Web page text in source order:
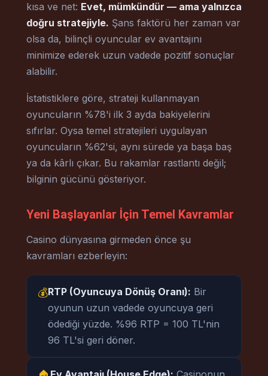
kısa ve net: Evet, mümkündür — ama yalnızca
doğru stratejiyle. Şans faktörü her zaman var
olsa da, bilinçli oyuncular ev avantajını
minimize ederek uzun vadede pozitif sonuçlar
alabilir.
İstatistiklere göre, strateji kullanmayan
oyuncuların %78'i ilk 3 ayda bakiyelerini
sıfırlar. Oysa temel stratejileri uygulayan
oyuncuların %62'si, aynı sürede ya başa baş
ya da kârlı çıkar. Bu rakamlar rastlantı değil;
bilginin gücünü gösteriyor.
Yeni Başlayanlar İçin Temel Kavramlar
Casino dünyasına girmeden önce şu
kavramları ezberleyin:
💰RTP (Oyuncuya Dönüş Oranı): Bir
oyunun uzun vadede oyuncuya geri
ödediği yüzde. %96 RTP = 100 TL'nin
96 TL'si geri döner.